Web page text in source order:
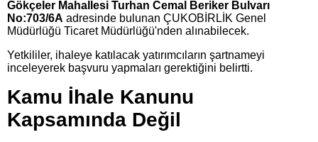
Gökçeler Mahallesi Turhan Cemal Beriker Bulvarı
No:703/6A adresinde bulunan ÇUKOBİRLİK Genel
Müdürlüğü Ticaret Müdürlüğü'nden alınabilecek.
Yetkililer, ihaleye katılacak yatırımcıların şartnameyi
inceleyerek başvuru yapmaları gerektiğini belirtti.
Kamu İhale Kanunu
Kapsamında Değil